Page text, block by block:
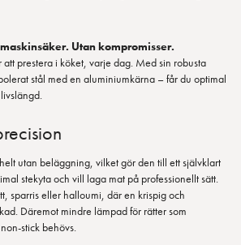
Utan kompromisser.
prestera i köket, varje dag. Med sin robusta
stål med en aluminiumkärna – får du optimal
utan beläggning, vilket gör den till ett självklart
stekyta och vill laga mat på professionellt sätt.
sparris eller halloumi, där en krispig och
Däremot mindre lämpad för rätter som
stick behövs.